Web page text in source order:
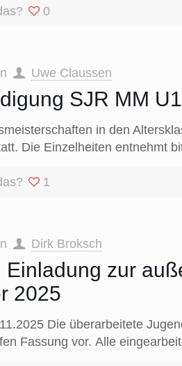
0
Uwe Claussen
SJR MM
in den
Die Einzelheiten entnehmt
1
Dirk Broksch
Einladung zur
2025
Die überarbeitete
Fassung vor. Alle